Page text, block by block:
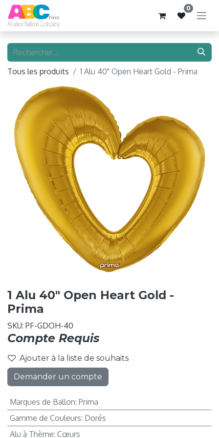
0
Tous les produits 1 Alu 40" Open Heart Gold - Prima
1 Alu 40" Open Heart Gold -
Prima
SKU: PF-GDOH-40
Compte Requis
Ajouter à la liste de souhaits
Demander un compte
Marques de Ballon: Prima
Gamme de Couleurs: Dorés
Alu à Thème: Cœurs